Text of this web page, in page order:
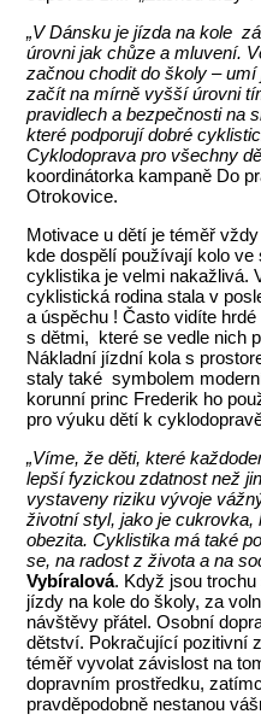
„V Dánsku je jízda na kole
úrovni jak chůze a mluvení.
začnou chodit do školy –
začít na mírně vyšší úrovni
pravidlech a bezpečnosti na
které podporují dobré
Cyklodoprava pro všechny
koordinátorka kampaně Do
Otrokovice.
Motivace u dětí je téměř
kde dospělí používají kolo
cyklistika je velmi nakažlivá.
cyklistická rodina stala v
a úspěchu ! Často vidíte
s dětmi, které se vedle nich
Nákladní jízdní kola s
staly také symbolem
korunní princ Frederik ho
pro výuku dětí k
„Víme, že děti, které
lepší fyzickou zdatnost než
vystaveny riziku vývoje
životní styl, jako je
obezita. Cyklistika má také
se, na radost z života a na
Vybíralová. Když jsou
jízdy na kole do školy, za
návštěvy přátel. Osobní
dětství. Pokračující pozitivní
téměř vyvolat závislost na
dopravním prostředku,
pravděpodobně nestanou